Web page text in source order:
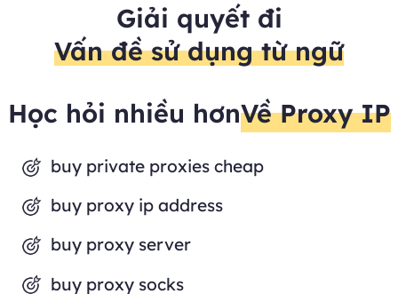
Giải quyết đi
Vấn đề sử dụng từ ngữ
Học hỏi nhiều hơnVề Proxy IP
buy private proxies cheap
buy proxy ip address
buy proxy server
buy proxy socks